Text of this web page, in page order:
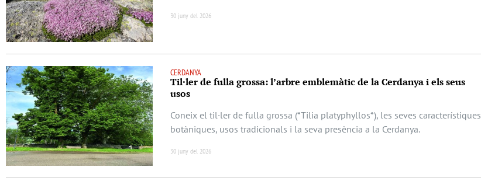
30 juny del 2026
CERDANYA
Til·ler de fulla grossa: l’arbre emblemàtic de la Cerdanya i els seus
usos
Coneix el til·ler de fulla grossa (*Tilia platyphyllos*), les seves característiques
botàniques, usos tradicionals i la seva presència a la Cerdanya.
30 juny del 2026